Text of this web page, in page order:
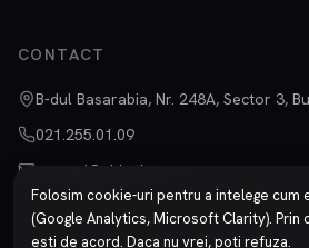
CONTACT
B-dul Basarabia, Nr. 248A, Sector 3,
021.255.01.09
vanzari@chimtitan.ro
Folosim cookie-uri pentru a intelege cum
(Google Analytics, Microsoft Clarity). Prin
esti de acord. Daca nu vrei, poti refuza.